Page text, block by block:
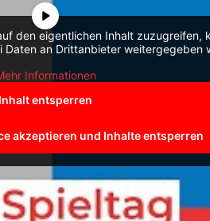
den eigentlichen Inhalt zuzugreifen,
Daten an Drittanbieter weitergegeben
Informationen
Inhalt entsperren
akzeptieren und Inhalte entsperren